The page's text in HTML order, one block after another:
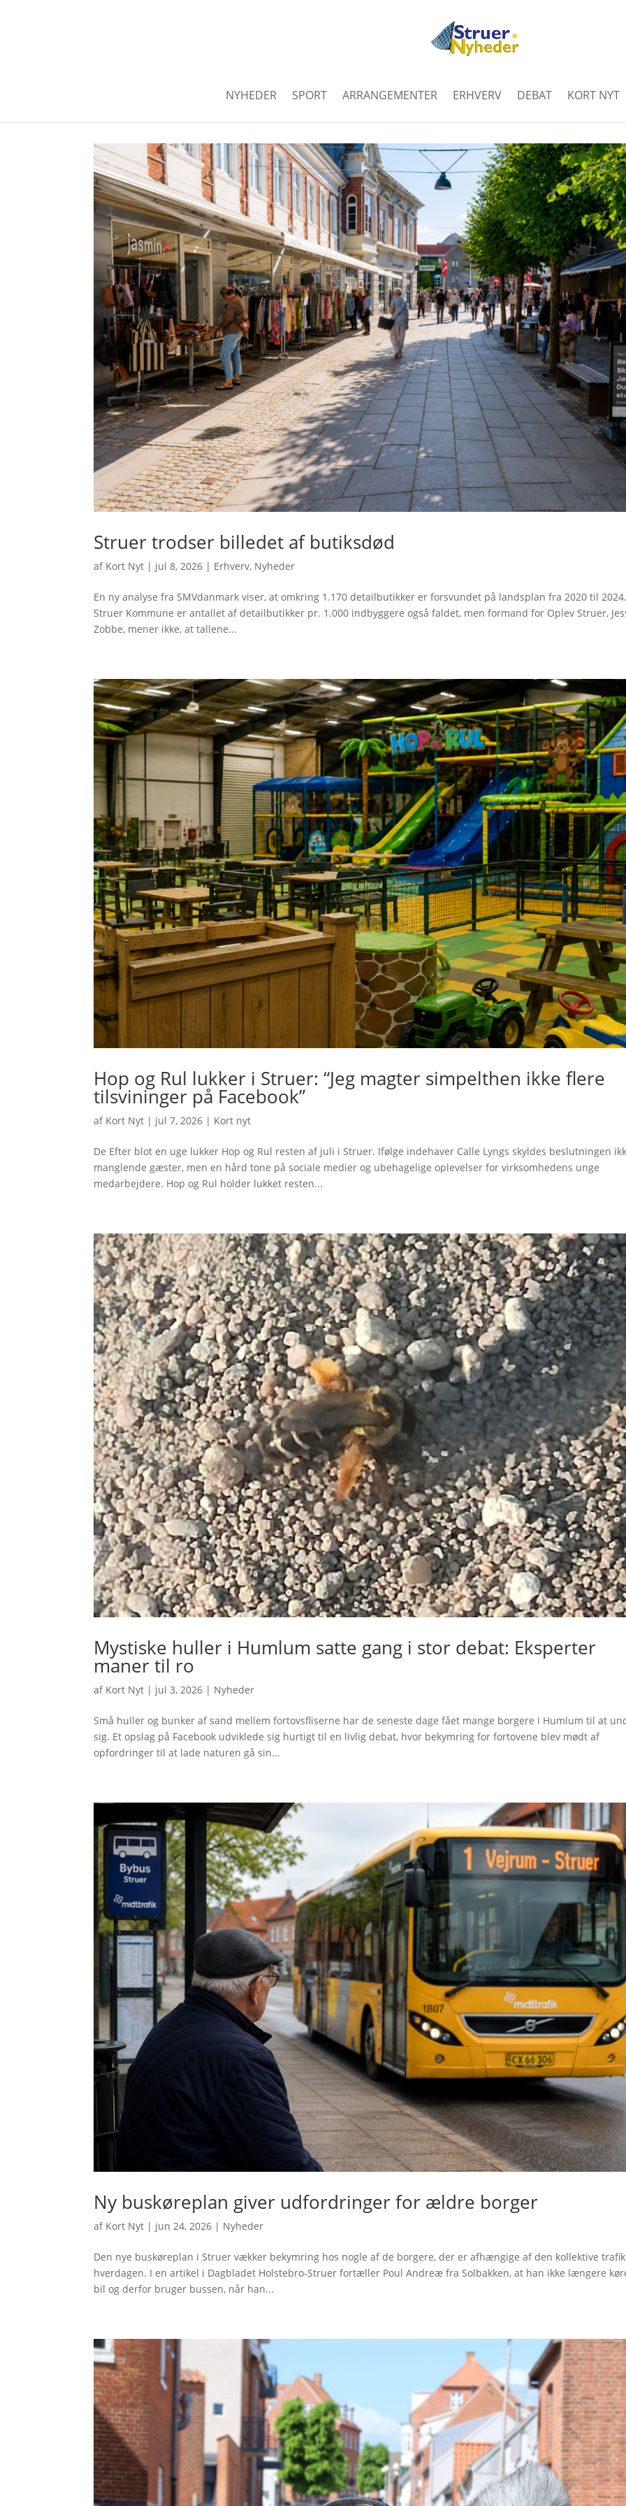
NYHEDER SPORT ARRANGEMENTER ERHVERV DEBAT KORT NYT
Struer trodser billedet af butiksdød
af Kort Nyt | jul 8, 2026 | Erhverv, Nyheder
En ny analyse fra SMVdanmark viser, at omkring 1.170 detailbutikker er forsvundet på landsplan fra 2020 til
Struer Kommune er antallet af detailbutikker pr. 1.000 indbyggere også faldet, men formand for Oplev Struer,
Zobbe, mener ikke, at tallene...
Hop og Rul lukker i Struer: “Jeg magter simpelthen ikke flere
tilsvininger på Facebook”
af Kort Nyt | jul 7, 2026 | Kort nyt
De Efter blot en uge lukker Hop og Rul resten af juli i Struer. Ifølge indehaver Calle Lyngs skyldes beslutningen
manglende gæster, men en hård tone på sociale medier og ubehagelige oplevelser for virksomhedens unge
medarbejdere. Hop og Rul holder lukket resten...
Mystiske huller i Humlum satte gang i stor debat: Eksperter
maner til ro
af Kort Nyt | jul 3, 2026 | Nyheder
Små huller og bunker af sand mellem fortovsfliserne har de seneste dage fået mange borgere i Humlum til at
sig. Et opslag på Facebook udviklede sig hurtigt til en livlig debat, hvor bekymring for fortovene blev mødt af
opfordringer til at lade naturen gå sin...
Ny buskøreplan giver udfordringer for ældre borger
af Kort Nyt | jun 24, 2026 | Nyheder
Den nye buskøreplan i Struer vækker bekymring hos nogle af de borgere, der er afhængige af den kollektive
hverdagen. I en artikel i Dagbladet Holstebro-Struer fortæller Poul Andreæ fra Solbakken, at han ikke længere
bil og derfor bruger bussen, når han...